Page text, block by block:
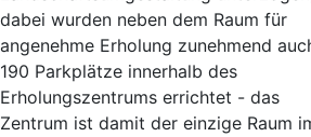
dabei wurden neben dem Raum für
angenehme Erholung zunehmend
190 Parkplätze innerhalb des
Erholungszentrums errichtet - das
Zentrum ist damit der einzige Raum